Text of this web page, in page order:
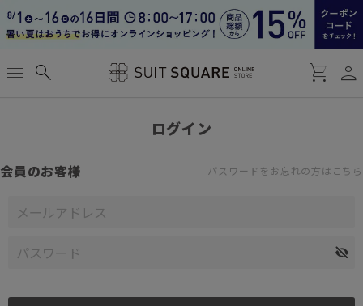
menu search shopping_cart person
ログイン
会員のお客様 パスワードをお忘れの方はこちら